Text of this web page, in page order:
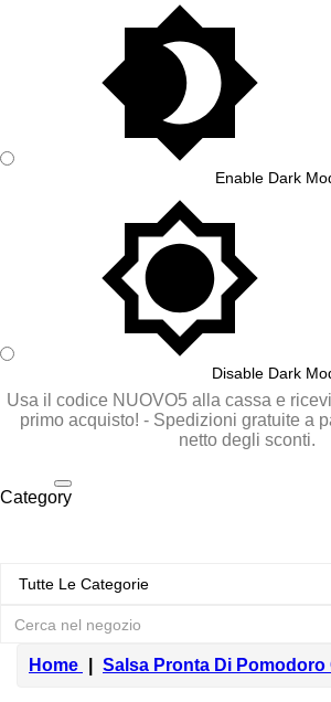
Enable Dark
Disable Dark
Usa il codice NUOVO5 alla cassa e
primo acquisto! - Spedizioni gratuite a
netto degli sconti.
Category
Home Salsa Pronta Di Pomodoro